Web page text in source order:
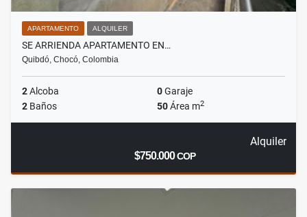
APARTAMENTO ALQUILER
SE ARRIENDA APARTAMENTO EN…
Quibdó, Chocó, Colombia
2Alcoba 0Garaje
2 Baños 50Área m2
Alquiler
$750.000COP